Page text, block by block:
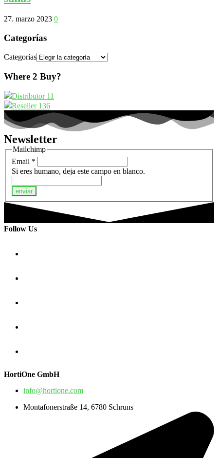
27. marzo 2023 0
Categorías
Categorías
Where 2 Buy?
Distributor 11
Reseller 136
Newsletter
Mailchimp
Email *
Si eres humano, deja este campo en blanco.
enviar
Follow Us
HortiOne GmbH
info@hortione.com
Montafonerstraße 14, 6780 Schruns